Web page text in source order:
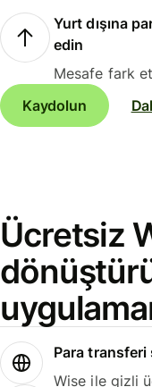
Yurt dışına
edin
Mesafe fark
Kaydolun
Ücretsiz
Para transferi
Wise ile gizli